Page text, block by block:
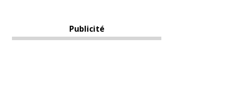
Publicité